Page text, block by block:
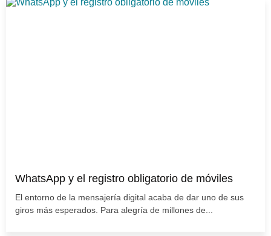
WhatsApp y el registro obligatorio de móviles
El entorno de la mensajería digital acaba de dar uno de sus
giros más esperados. Para alegría de millones de...